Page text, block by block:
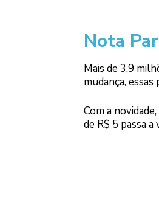
Nota
Mais de 3,9
mudança,
Com a
de R$ 5 passa